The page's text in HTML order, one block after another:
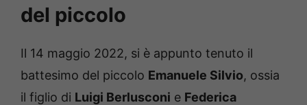
del piccolo
Il 14 maggio 2022, si è appunto tenuto il
battesimo del piccolo Emanuele Silvio, ossia
il figlio di Luigi Berlusconi e Federica